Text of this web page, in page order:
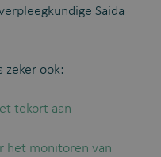
Saida
zeker ook:
tekort aan
het monitoren van